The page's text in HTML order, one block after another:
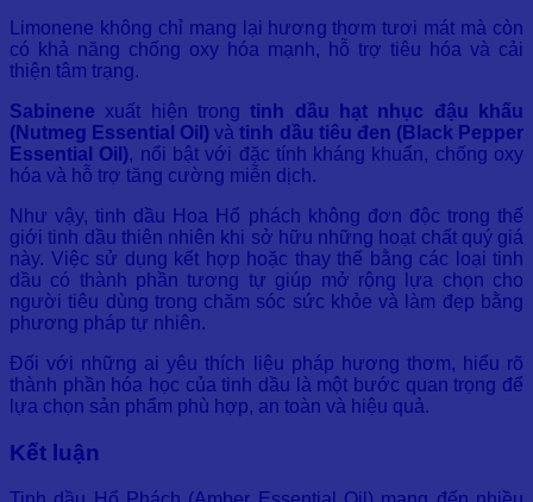
Limonene không chỉ mang lại hương thơm tươi mát mà còn
có khả năng chống oxy hóa mạnh, hỗ trợ tiêu hóa và cải
thiện tâm trạng.
Sabinene xuất hiện trongtinh dầu hạt nhục đậu khấu
(Nutmeg Essential Oil) vàtinh dầu tiêu đen (Black Pepper
Essential Oil), nổi bật với đặc tính kháng khuẩn, chống oxy
hóa và hỗ trợ tăng cường miễn dịch.
Như vậy, tinh dầu Hoa Hổ phách không đơn độc trong thế
giới tinh dầu thiên nhiên khi sở hữu những hoạt chất quý giá
này. Việc sử dụng kết hợp hoặc thay thế bằng các loại tinh
dầu có thành phần tương tự giúp mở rộng lựa chọn cho
người tiêu dùng trong chăm sóc sức khỏe và làm đẹp bằng
phương pháp tự nhiên.
Đối với những ai yêu thích liệu pháp hương thơm, hiểu rõ
thành phần hóa học của tinh dầu là một bước quan trọng để
lựa chọn sản phẩm phù hợp, an toàn và hiệu quả.
Kết luận